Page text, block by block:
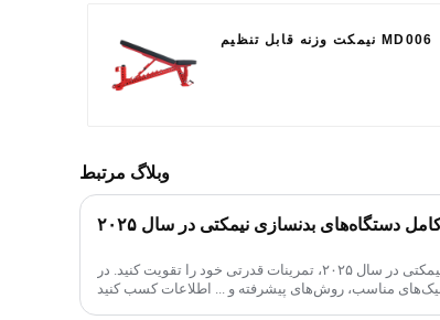
نیمکت وزنه قابل تنظیم MD006
وبلاگ مرتبط
دستگاه‌های بدنسازی نیمکتی در سال ۲۰۲۵
با راهنمای کامل ما برای دستگاه‌های بدنسازی نیمکتی در سال ۲۰۲۵، تمرینات قدرتی خود را تقویت کنید. در